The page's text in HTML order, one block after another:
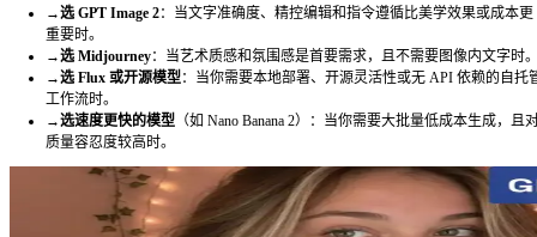
置入生活场景、App 截图变体，以及需要在系列内容中保持
4. 高分辨率输出
原生输出最高可达 4096×4096 像素，对印刷资产、包装效果
需要注意的是：大型 PNG 文件可能会很重。单张 4K PNG 可
发布时，请在上传前压缩——80% 质量的 JPEG 或 WebP 等
觉质量的同时将文件体积压到 400 KB 以内。